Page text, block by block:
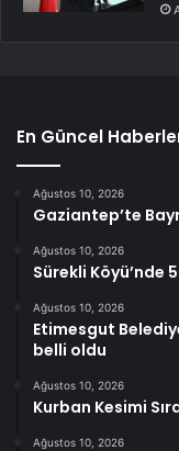
En Güncel
Ağustos 10, 2026
Gaziantep’te
Ağustos 10, 2026
Sürekli Köyü’nde
Ağustos 10, 2026
Etimesgut
belli oldu
Ağustos 10, 2026
Kurban Kesimi
Ağustos 10, 2026